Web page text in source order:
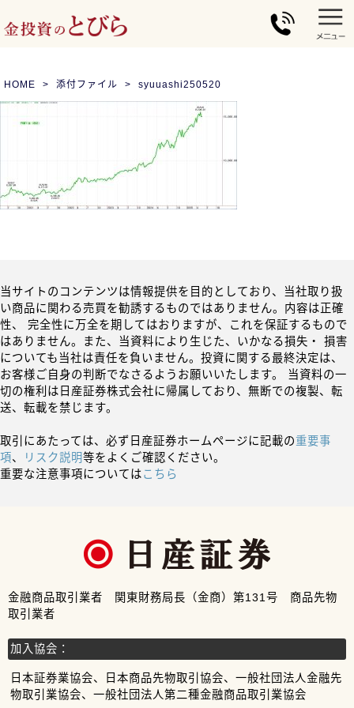
HOME 添付ファイル syuuashi250520
当サイトのコンテンツは情報提供を目的としており、当社取り扱
い商品に関わる売買を勧誘するものではありません。内容は正確
性、 完全性に万全を期してはおりますが、これを保証するもので
はありません。また、当資料により生じた、いかなる損失・ 損害
についても当社は責任を負いません。投資に関する最終決定は、
お客様ご自身の判断でなさるようお願いいたします。 当資料の一
切の権利は日産証券株式会社に帰属しており、無断での複製、転
送、転載を禁じます。
取引にあたっては、必ず日産証券ホームページに記載の重要事
項、 リスク説明等をよくご確認ください。
重要な注意事項についてはこちら
金融商品取引業者 関東財務局長（金商）第131号 商品先物
取引業者
加入協会：
日本証券業協会、日本商品先物取引協会、一般社団法人金融先
物取引業協会、一般社団法人第二種金融商品取引業協会